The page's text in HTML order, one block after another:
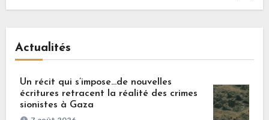
Actualités
Un récit qui s’impose…de nouvelles
écritures retracent la réalité des crimes
sionistes à Gaza